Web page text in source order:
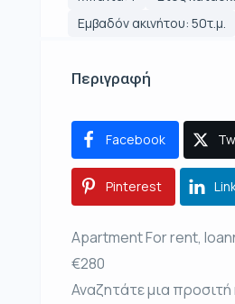
Εμβαδόν ακινήτου: 50τ.μ.
Περιγραφή
Facebook
Pinterest
Apartment For rent,
€280
Αναζητάτε μια προσιτή